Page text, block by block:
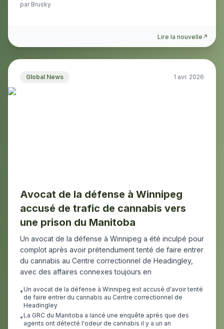
par Brusky
Lire la nouvelle ↗
Global News 1 avr. 2026
Avocat de la défense à Winnipeg
accusé de trafic de cannabis vers
une prison du Manitoba
Un avocat de la défense à Winnipeg a été inculpé pour
complot après avoir prétendument tenté de faire entrer
du cannabis au Centre correctionnel de Headingley,
avec des affaires connexes toujours en
•Un avocat de la défense à Winnipeg est accusé d'avoir tenté
de faire entrer du cannabis au Centre correctionnel de
Headingley
•La GRC du Manitoba a lancé une enquête après que des
agents ont détecté l'odeur de cannabis il y a un an